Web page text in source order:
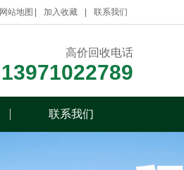
网站地图 加入收藏 联系我们
高价回收电话
13971022789
联系我们